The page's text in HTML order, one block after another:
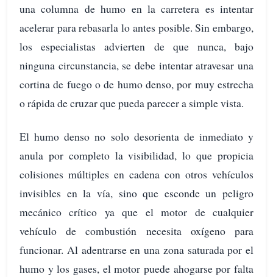
una columna de humo en la carretera es intentar
acelerar para rebasarla lo antes posible. Sin embargo,
los especialistas advierten de que nunca, bajo
ninguna circunstancia, se debe intentar atravesar una
cortina de fuego o de humo denso, por muy estrecha
o rápida de cruzar que pueda parecer a simple vista.
El humo denso no solo desorienta de inmediato y
anula por completo la visibilidad, lo que propicia
colisiones múltiples en cadena con otros vehículos
invisibles en la vía, sino que esconde un peligro
mecánico crítico ya que el motor de cualquier
vehículo de combustión necesita oxígeno para
funcionar. Al adentrarse en una zona saturada por el
humo y los gases, el motor puede ahogarse por falta